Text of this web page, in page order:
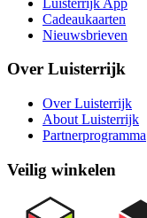
Cadeaukaarten
Nieuwsbrieven
Over Luisterrijk
Over Luisterrijk
About Luisterrijk
Partnerprogramma
Veilig winkelen